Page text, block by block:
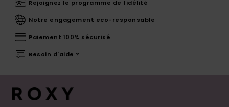
Rejoignez le programme de fidélité
Notre engagement eco-responsable
Paiement 100% sécurisé
Besoin d'aide ?